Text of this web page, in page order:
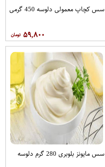
سس کچاپ معمولی دلوسه 450 گرمی
۵۹,۸۰۰
سس مایونز بلوبری 280 گرم دلوسه